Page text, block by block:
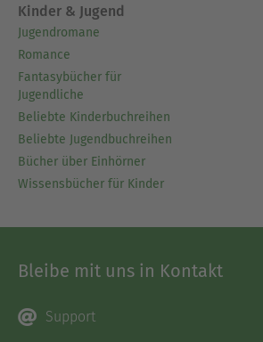
Kinder & Jugend
Jugendromane
Romance
Fantasybücher für
Jugendliche
Beliebte Kinderbuchreihen
Beliebte Jugendbuchreihen
Bücher über Einhörner
Wissensbücher für Kinder
Bleibe mit uns in Kontakt
Support